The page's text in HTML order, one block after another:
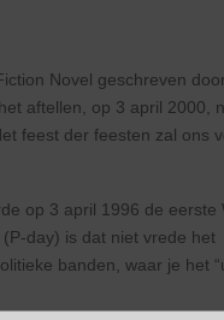
Novel geschreven
aftellen, op 3 april 2000,
feest der feesten zal ons
op 3 april 1996 de eerste
day) is dat niet vrede het
banden, waar je het